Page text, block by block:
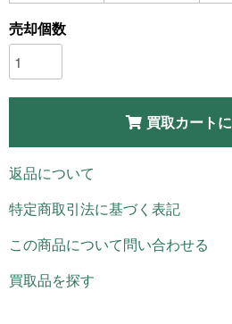
売却個数
買取カート
返品について
特定商取引法に基づく表記
この商品について問い合わせる
買取品を探す